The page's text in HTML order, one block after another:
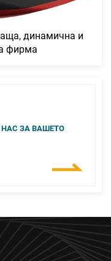
динамична и
фирма
ЗА ВАШЕТО